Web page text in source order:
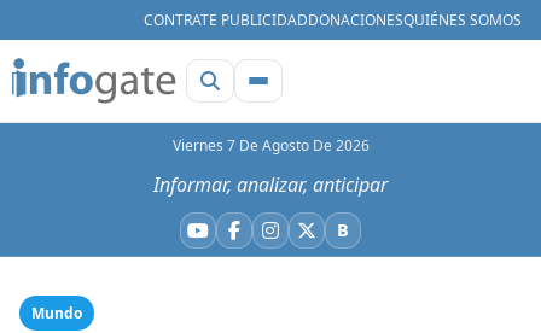
CONTRATE PUBLICIDADDONACIONESQUIÉNES SOMOS
Viernes 7 De Agosto De 2026
Informar, analizar, anticipar
YouTube
Facebook
Instagram
X BBluesky
Mundo